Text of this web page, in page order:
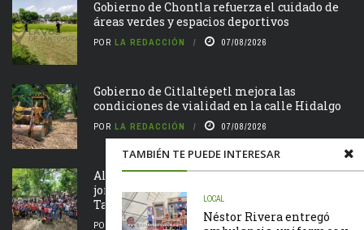
TAMBIÉN TE PUEDE INTERESAR
LOCAL
Néstor Rivera entregó
Gobierno de Chontla refuerza el cuidado de
áreas verdes y espacios deportivos
POR LA REDACCIÓN 07/08/2026
Gobierno de Citlaltépetl mejora las
condiciones de vialidad en la calle Hidalgo
POR LA REDACCIÓN 07/08/2026
Alcalde Roberto San Román encabeza
jornada de Tequio en el Parque Ecológico de
Tametate
POR LA REDACCIÓN 07/08/2026